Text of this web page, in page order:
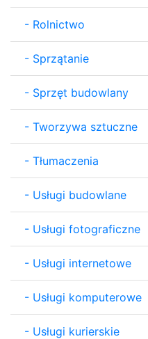
- Rolnictwo
- Sprzątanie
- Sprzęt budowlany
- Tworzywa sztuczne
- Tłumaczenia
- Usługi budowlane
- Usługi fotograficzne
- Usługi internetowe
- Usługi komputerowe
- Usługi kurierskie